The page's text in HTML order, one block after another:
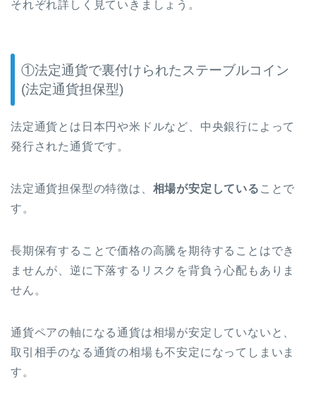
それぞれ詳しく見ていきましょう。
①法定通貨で裏付けられた ステーブルコイン
(法定通貨担保型)
法定通貨とは日本円や米ドルなど、中央銀行によって
発行された通貨です。
法定通貨担保型の特徴は、 相場が安定している ことで
す。
長期保有することで価格の高騰を期待することはでき
ませんが、逆に下落するリスクを背負う心配もありま
せん。
通貨ペアの軸になる通貨は相場が安定していないと、
取引相手のなる通貨の相場も不安定になってしまいま
す。